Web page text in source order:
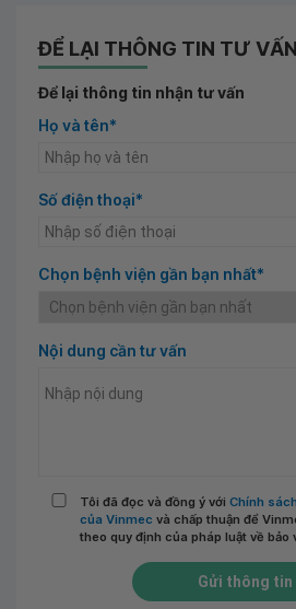
ĐỂ LẠI THÔNG TIN TƯ VẤN
Để lại thông tin nhận tư vấn
Họ và tên*
Số điện thoại*
Chọn bệnh viện gần bạn nhất*
Nội dung cần tư vấn
Tôi đã đọc và đồng ý với Chính
của Vinmec và chấp thuận để
theo quy định của pháp luật về bảo
Gửi thông tin